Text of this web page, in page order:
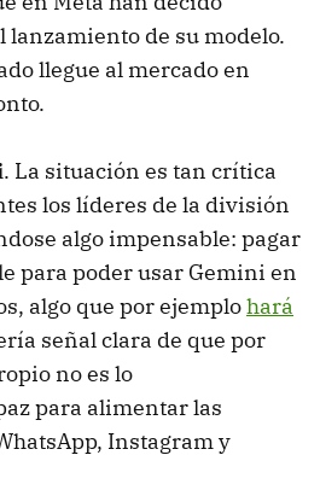
lanzamiento de su modelo.
llegue al mercado en
. La situación es tan crítica
los líderes de la división
algo impensable: pagar
para poder usar Gemini en
algo que por ejemplohará
señal clara de que por
no es lo
para alimentar las
Instagram y